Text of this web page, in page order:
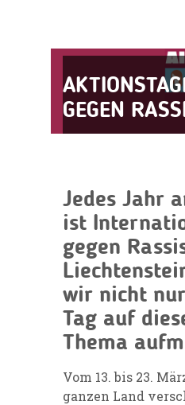
GEGEN
Jedes Jahr
ist
gegen
wir nicht
Tag auf
Thema
Vom 13. bis 23.
ganzen Land